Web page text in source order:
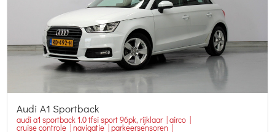
Audi A1 Sportback
audi a1 sportback 1.0 tfsi sport 96pk, rijklaar | airco |
cruise controle | navigatie | parkeersensoren |